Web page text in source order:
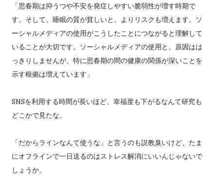
「思春期は抑うつや不安を発症しやすい脆弱性が増す時期で
す。そして、睡眠の質が貧しいと、よりリスクも増えます。ソ
ーシャルメディアの使用がこうしたことにつながると理解して
いることが大切です。ソーシャルメディアの使用と、原因はは
っきりしませんが、特に思春期の間の健康の関係が深いことを
示す根拠は増えています」
SNSを利用する時間が長いほど、幸福度も下がるなんて研究も
どこかで見たな。
「だからラインなんて使うな」と言うのも説教臭いけど、たま
にオフラインで一日送るのはストレス解消にいいんじゃないで
しょうか。